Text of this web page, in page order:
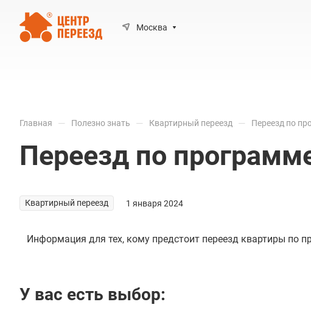
Москва
Главная — Полезно знать — Квартирный переезд — Переезд по
Переезд по
Квартирный переезд 1 января 2024
Информация для тех, кому предстоит переезд квартиры по
У вас есть выбор: